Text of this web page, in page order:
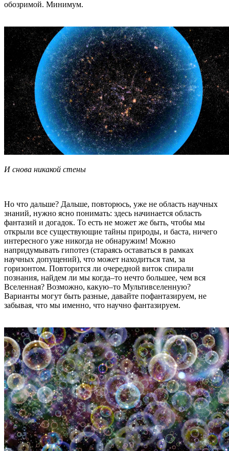
обозримой. Минимум.
И снова никакой стены
Но что дальше? Дальше, повторюсь, уже не область научных
знаний, нужно ясно понимать: здесь начинается область
фантазий и догадок. То есть не может же быть, чтобы мы
открыли все существующие тайны природы, и баста, ничего
интересного уже никогда не обнаружим! Можно
напридумывать гипотез (стараясь оставаться в рамках
научных допущений), что может находиться там, за
горизонтом. Повторится ли очередной виток спирали
познания, найдем ли мы когда–то нечто большее, чем вся
Вселенная? Возможно, какую–то Мультивселенную?
Варианты могут быть разные, давайте пофантазируем, не
забывая, что мы именно, что научно фантазируем.